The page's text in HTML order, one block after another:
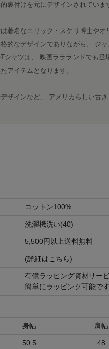
裏付けを元にデザインされていま
著名なエリック・スケリ博士や
的なデザインでありながら、 ジ
シャツは、 映画ララランドでも
アイテムとなります。
ザインなど、 アメリカらしい古
コットン100%
洗濯機洗い(40)
5,500円以上送料無料
(詳細はこちら)
有償ラッピング資材サー
簡単にラッピング可能です
身幅 肩幅
50.5 48